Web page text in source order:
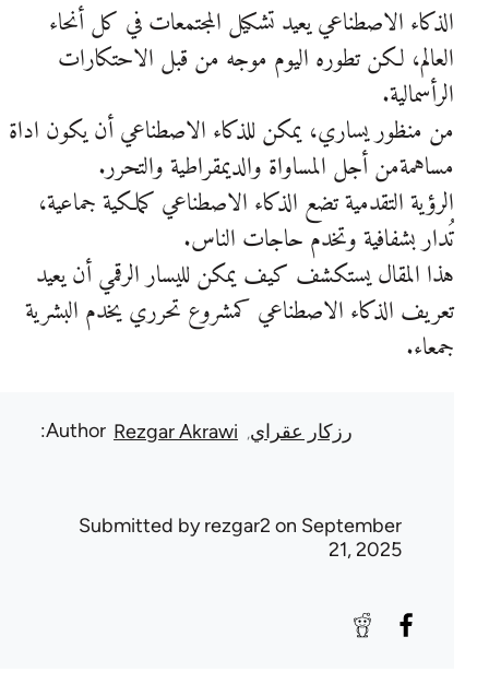
الذكاء الاصطناعي يعيد تشكيل المجتمعات في كل أنحاء
العالم، لكن تطوره اليوم موجه من قبل الاحتكارات
الرأسمالية.
من منظور يساري، يمكن للذكاء الاصطناعي أن يكون اداة
مساهمةمن أجل المساواة والديمقراطية والتحرر.
الرؤية التقدمية تضع الذكاء الاصطناعي كملكية جماعية،
تُدار بشفافية وتخدم حاجات الناس.
هذا المقال يستكشف كيف يمكن لليسار الرقمي أن يعيد
تعريف الذكاء الاصطناعي كمشروع تحرري يخدم البشرية
جمعاء.
Author رزكار عقراي Rezgar Akrawi
Submitted byrezgar2on September
21, 2025